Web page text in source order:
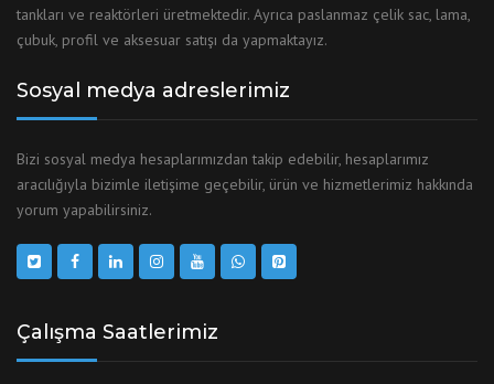
tankları ve reaktörleri üretmektedir. Ayrıca paslanmaz çelik sac, lama,
çubuk, profil ve aksesuar satışı da yapmaktayız.
Sosyal medya adreslerimiz
Bizi sosyal medya hesaplarımızdan takip edebilir, hesaplarımız
aracılığıyla bizimle iletişime geçebilir, ürün ve hizmetlerimiz hakkında
yorum yapabilirsiniz.
Çalışma Saatlerimiz